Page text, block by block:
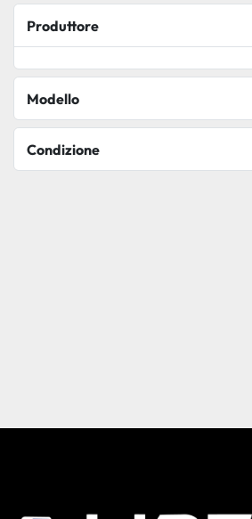
Produttore
Modello
Condizione